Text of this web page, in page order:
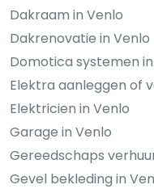
Dakraam in Venlo
Dakrenovatie in Venlo
Domotica systemen
Elektra aanleggen of
Elektricien in Venlo
Garage in Venlo
Gereedschaps
Gevel bekleding in